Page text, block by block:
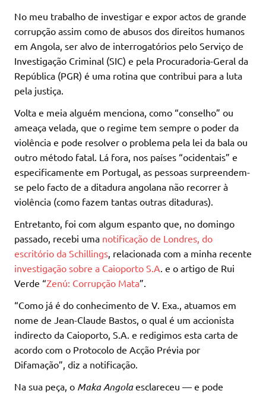
No meu trabalho de investigar e expor actos de grande
corrupção assim como de abusos dos direitos humanos
em Angola, ser alvo de interrogatórios pelo Serviço de
Investigação Criminal (SIC) e pela Procuradoria-Geral da
República (PGR) é uma rotina que contribui para a luta
pela justiça.
Volta e meia alguém menciona, como “conselho” ou
ameaça velada, que o regime tem sempre o poder da
violência e pode resolver o problema pela lei da bala ou
outro método fatal. Lá fora, nos países “ocidentais” e
especificamente em Portugal, as pessoas surpreendem-
se pelo facto de a ditadura angolana não recorrer à
violência (como fazem tantas outras ditaduras).
Entretanto, foi com algum espanto que, no domingo
passado, recebi uma notificação de Londres, do
escritório da Schillings, relacionada com a minha recente
investigação sobre a Caioporto S.A. e o artigo de Rui
Verde “Zenú: Corrupção Mata”.
“Como já é do conhecimento de V. Exa., atuamos em
nome de Jean-Claude Bastos, o qual é um accionista
indirecto da Caioporto, S.A. e redigimos esta carta de
acordo com o Protocolo de Acção Prévia por
Difamação”, diz a notificação.
Na sua peça, o Maka Angolaesclareceu — e pode